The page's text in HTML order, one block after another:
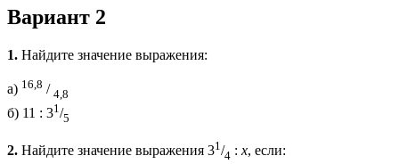
Вариант 2
1. Найдите значение выражения:
а) 16,8 / 4,8
б) 11 : 31 /5
2. Найдите значение выражения 31/4 : х, если: